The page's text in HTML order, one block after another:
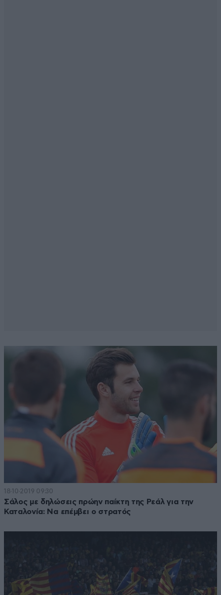
18·10·2019 09:30
Σάλος με δηλώσεις πρώην παίκτη της Ρεάλ για την
Καταλονία: Να επέμβει ο στρατός